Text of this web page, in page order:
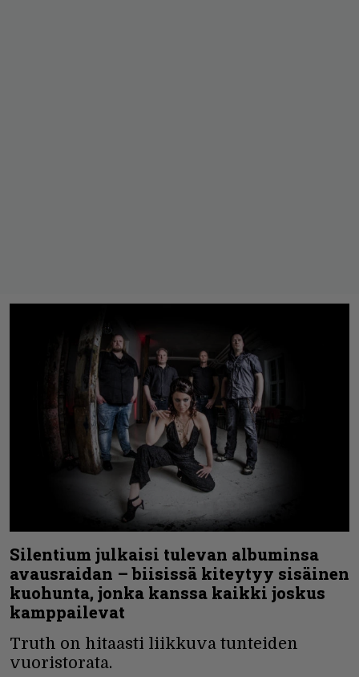
Silentium julkaisi tulevan albuminsa
avausraidan – biisissä kiteytyy sisäinen
kuohunta, jonka kanssa kaikki joskus
kamppailevat
Truth on hitaasti liikkuva tunteiden
vuoristorata.